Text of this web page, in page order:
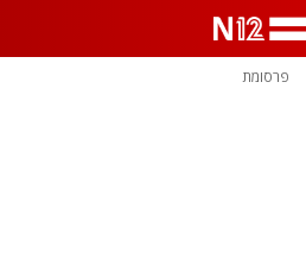
פרסומת